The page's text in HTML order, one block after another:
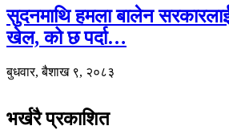
सुदनमाथि हमला बालेन
खेल, को छ पर्दा…
बुधवार, बैशाख ९, २०८३
भर्खरै प्रकाशित